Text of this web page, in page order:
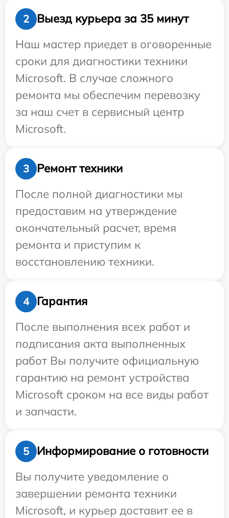
2
Выезд курьера за 35 минут
Наш мастер приедет в оговоренные
сроки для диагностики техники
Microsoft. В случае сложного
ремонта мы обеспечим перевозку
за наш счет в сервисный центр
Microsoft.
3
Ремонт техники
После полной диагностики мы
предоставим на утверждение
окончательный расчет, время
ремонта и приступим к
восстановлению техники.
4
Гарантия
После выполнения всех работ и
подписания акта выполненных
работ Вы получите официальную
гарантию на ремонт устройства
Microsoft сроком на все виды работ
и запчасти.
5
Информирование о готовности
Вы получите уведомление о
завершении ремонта техники
Microsoft, и курьер доставит ее в